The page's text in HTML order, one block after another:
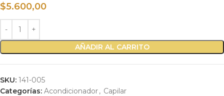
$5.600,00
AÑADIR AL CARRITO
SKU: 141-005
Categorías: Acondicionador, Capilar